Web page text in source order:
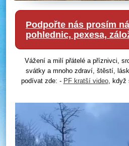
Podpořte nás prosím
pohlednic, pexesa,
Vážení a milí přátelé a příznivci,
svátky a mnoho zdraví, štěstí,
podívat zde: - PF kratší video, když